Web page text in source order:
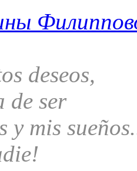
deseos,
de ser
y mis